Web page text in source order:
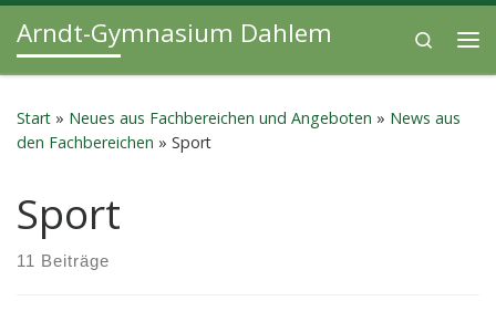
Zum Inhalt springen
Arndt-Gymnasium Dahlem
Search
Start » Neues aus Fachbereichen und Angeboten » News aus
den Fachbereichen » Sport
Sport
11 Beiträge